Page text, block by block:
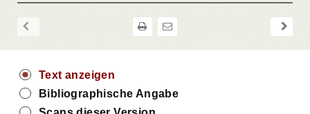
Text anzeigen
Bibliographische Angabe